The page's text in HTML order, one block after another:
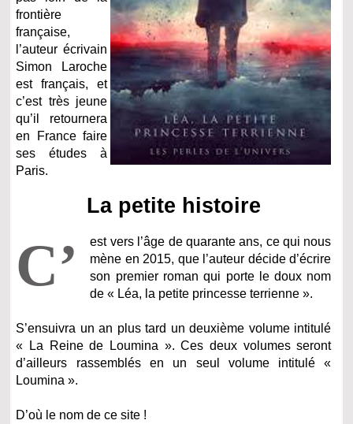
frontière
française,
l’auteur écrivain
Simon Laroche
est français, et
c’est très jeune
qu’il retournera
en France faire
ses études à
Paris.
La petite histoire
C’
est vers l’âge de quarante ans, ce qui nous
mène en 2015, que l’auteur décide d’écrire
son premier roman qui porte le doux nom
de « Léa, la petite princesse terrienne ».
S’ensuivra un an plus tard un deuxième volume intitulé
« La Reine de Loumina ». Ces deux volumes seront
d’ailleurs rassemblés en un seul volume intitulé «
Loumina ».
D’où le nom de ce site !